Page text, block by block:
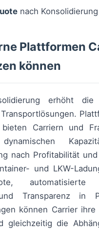
nach Konsolidierung
Plattformen
können
erhöht die
bieten Carriern und
nach Profitabilität
und LKW-
automatisierte
Transparenz in
können Carrier ihre
gleichzeitig die